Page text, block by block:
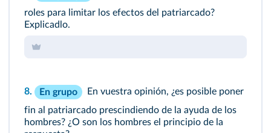
roles para limitar los efectos del patriarcado?
Explicadlo.
8. En grupo
En vuestra opinión, ¿es posible poner
fin al patriarcado prescindiendo de la ayuda de los
hombres? ¿O son los hombres el principio de la